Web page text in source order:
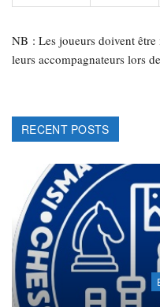
NB : Les joueurs doivent
leurs accompagnateurs lors
RECENT POSTS